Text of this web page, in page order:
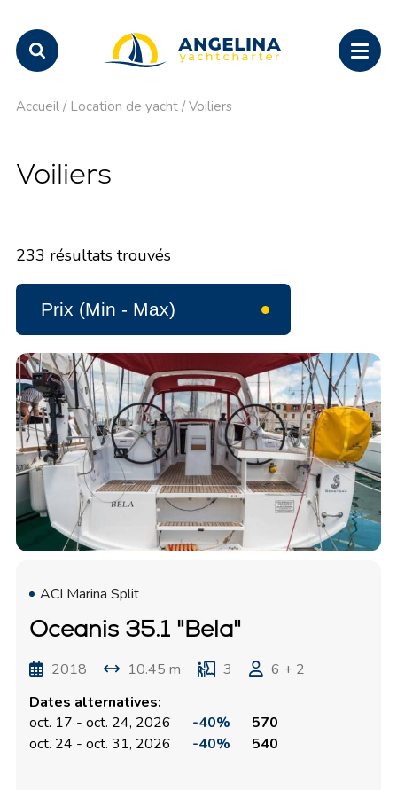
Accueil / Location de yacht / Voiliers
Voiliers
233 résultats trouvés
ACI Marina Split
Oceanis 35.1 "Bela"
2018 10.45 m 3
6 + 2
Dates alternatives:
oct. 17 - oct. 24, 2026
-40%
570
oct. 24 - oct. 31, 2026
-40% 540